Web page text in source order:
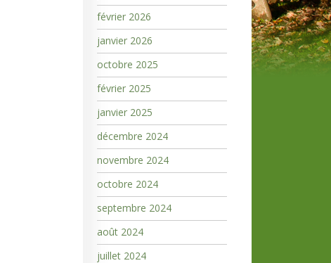
février 2026
janvier 2026
octobre 2025
février 2025
janvier 2025
décembre 2024
novembre 2024
octobre 2024
septembre 2024
août 2024
juillet 2024